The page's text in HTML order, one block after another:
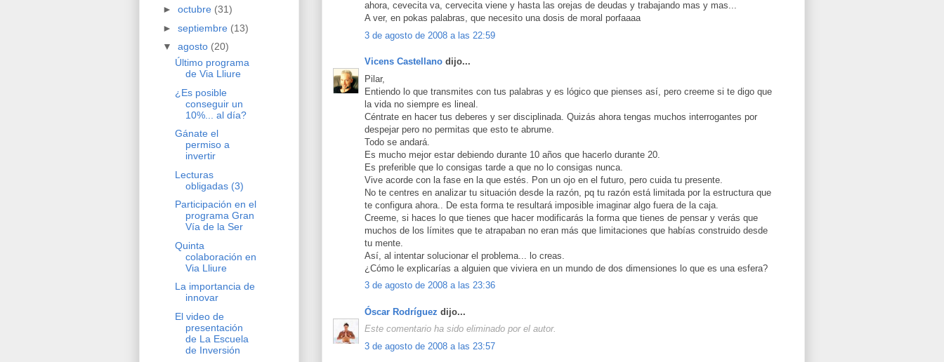
ahora, cevecita va, cervecita viene y hasta las orejas de deudas y trabajando mas y mas...
A ver, en pokas palabras, que necesito una dosis de moral porfaaaa
3 de agosto de 2008 a las 22:59
Vicens Castellano dijo...
Pilar,
Entiendo lo que transmites con tus palabras y es lógico que pienses así, pero creeme si te digo que
la vida no siempre es lineal.
Céntrate en hacer tus deberes y ser disciplinada. Quizás ahora tengas muchos interrogantes por
despejar pero no permitas que esto te abrume.
Todo se andará.
Es mucho mejor estar debiendo durante 10 años que hacerlo durante 20.
Es preferible que lo consigas tarde a que no lo consigas nunca.
Vive acorde con la fase en la que estés. Pon un ojo en el futuro, pero cuida tu presente.
No te centres en analizar tu situación desde la razón, pq tu razón está limitada por la estructura que
te configura ahora.. De esta forma te resultará imposible imaginar algo fuera de la caja.
Creeme, si haces lo que tienes que hacer modificarás la forma que tienes de pensar y verás que
muchos de los límites que te atrapaban no eran más que limitaciones que habías construido desde
tu mente.
Así, al intentar solucionar el problema... lo creas.
¿Cómo le explicarías a alguien que viviera en un mundo de dos dimensiones lo que es una esfera?
3 de agosto de 2008 a las 23:36
Óscar Rodríguez dijo...
Este comentario ha sido eliminado por el autor.
3 de agosto de 2008 a las 23:57
► octubre (31)
► septiembre (13)
▼ agosto (20)
Último programa
de Via Lliure
¿Es posible
conseguir un
10%... al día?
Gánate el
permiso a
invertir
Lecturas
obligadas (3)
Participación en el
programa Gran
Vía de la Ser
Quinta
colaboración en
Via Lliure
La importancia de
innovar
El video de
presentación
de La Escuela
de Inversión